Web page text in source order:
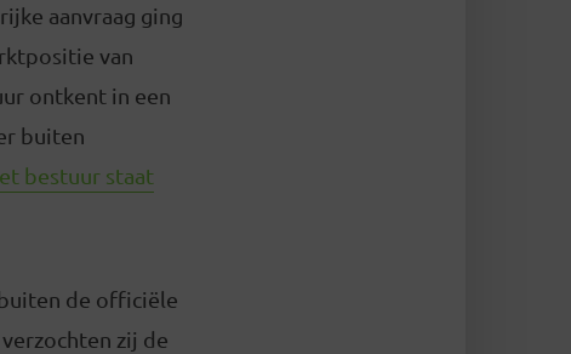
aanvraag ging
van
ontkent in een
buiten
bestuur staat
de officiële
zij de